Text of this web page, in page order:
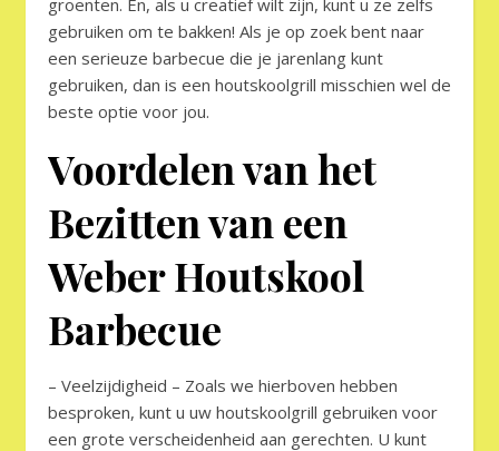
gebruiken om te bakken! Als je op zoek bent naar
een serieuze barbecue die je jarenlang kunt
gebruiken, dan is een houtskoolgrill misschien wel de
beste optie voor jou.
Voordelen van het
Bezitten van een
Weber Houtskool
Barbecue
– Veelzijdigheid – Zoals we hierboven hebben
besproken, kunt u uw houtskoolgrill gebruiken voor
een grote verscheidenheid aan gerechten. U kunt